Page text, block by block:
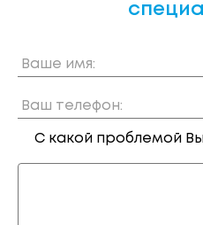
Ваше имя:
Ваш телефон:
С какой проблемой